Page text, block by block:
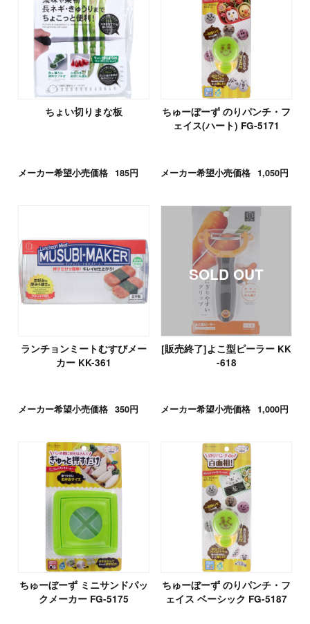
ちょい切りまな板
メーカー希望小売価格 185円
ちゅーぼーず のりパンチ・フ
ェイス(ハート) FG-5171
メーカー希望小売価格 1,050円
ランチョンミートむすびメー
カー KK-361
メーカー希望小売価格 350円
[販売終了]よこ型ピーラー KK
-618
メーカー希望小売価格 1,000円
ちゅーぼーず ミニサンドパッ
クメーカー FG-5175
ちゅーぼーず のりパンチ・フ
ェイス ベーシック FG-5187